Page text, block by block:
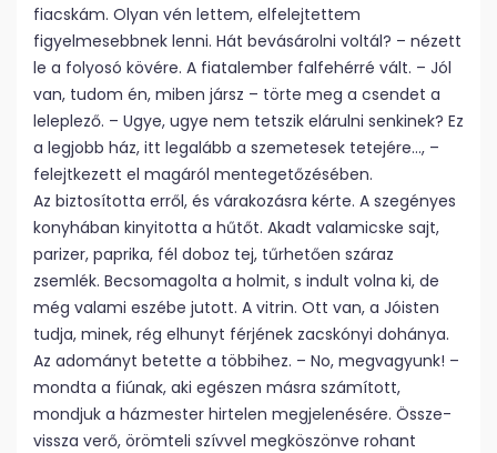
fiacskám. Olyan vén lettem, elfelejtettem
figyelmesebbnek lenni. Hát bevásárolni voltál? – nézett
le a folyosó kövére. A fiatalember falfehérré vált. – Jól
van, tudom én, miben jársz – törte meg a csendet a
leleplező. – Ugye, ugye nem tetszik elárulni senkinek? Ez
a legjobb ház, itt legalább a szemetesek tetejére…, –
felejtkezett el magáról mentegetőzésében.
Az biztosította erről, és várakozásra kérte. A szegényes
konyhában kinyitotta a hűtőt. Akadt valamicske sajt,
parizer, paprika, fél doboz tej, tűrhetően száraz
zsemlék. Becsomagolta a holmit, s indult volna ki, de
még valami eszébe jutott. A vitrin. Ott van, a Jóisten
tudja, minek, rég elhunyt férjének zacskónyi dohánya.
Az adományt betette a többihez. – No, megvagyunk! –
mondta a fiúnak, aki egészen másra számított,
mondjuk a házmester hirtelen megjelenésére. Össze-
vissza verő, örömteli szívvel megköszönve rohant